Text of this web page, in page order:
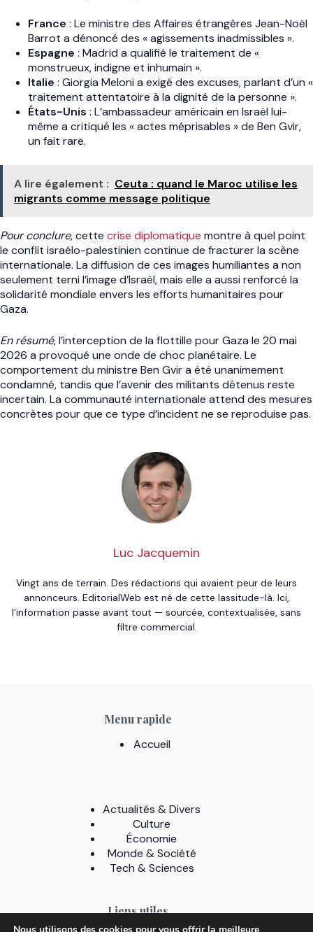
France : Le ministre des Affaires étrangères Jean-Noël
Barrot a dénoncé des « agissements inadmissibles ».
Espagne : Madrid a qualifié le traitement de «
monstrueux, indigne et inhumain ».
Italie : Giorgia Meloni a exigé des excuses, parlant d’un «
traitement attentatoire à la dignité de la personne ».
États-Unis : L’ambassadeur américain en Israël lui-
même a critiqué les « actes méprisables » de Ben Gvir,
un fait rare.
A lire également : Ceuta : quand le Maroc utilise les
migrants comme message politique
Pour conclure, cette crise diplomatique montre à quel point
le conflit israélo-palestinien continue de fracturer la scène
internationale. La diffusion de ces images humiliantes a non
seulement terni l’image d’Israël, mais elle a aussi renforcé la
solidarité mondiale envers les efforts humanitaires pour
Gaza.
En résumé, l’interception de la flottille pour Gaza le 20 mai
2026 a provoqué une onde de choc planétaire. Le
comportement du ministre Ben Gvir a été unanimement
condamné, tandis que l’avenir des militants détenus reste
incertain. La communauté internationale attend des mesures
concrètes pour que ce type d’incident ne se reproduise pas.
Luc Jacquemin
Vingt ans de terrain. Des rédactions qui avaient peur de leurs
annonceurs. EditorialWeb est né de cette lassitude-là. Ici,
l’information passe avant tout — sourcée, contextualisée, sans
filtre commercial.
Menu rapide
Accueil
Actualités & Divers
Culture
Économie
Monde & Société
Tech & Sciences
Liens utiles